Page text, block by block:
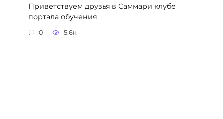
Приветствуем друзья в Саммари клубе
портала обучения
0 5.6к.